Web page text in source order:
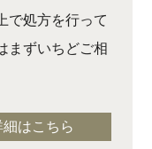
で処方を行って
まずいちどご相
細はこちら